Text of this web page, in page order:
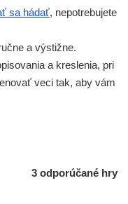
sa hádať, nepotrebujete
a výstižne.
a kreslenia, pri
veci tak, aby vám
3 odporúčané hry